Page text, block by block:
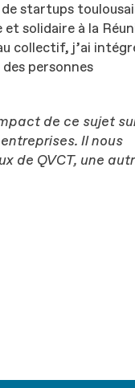
startups
solidaire à la
collectif, j’ai
personnes
de ce sujet
Il nous
de QVCT, une